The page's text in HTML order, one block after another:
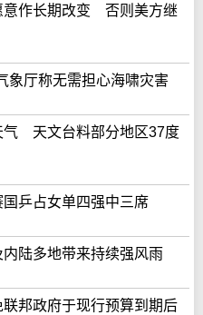
意作长期改变 否则美方继
厅称无需担心海啸灾害
气 天文台料部分地区37度
乒占女单四强中三席
陆多地带来持续强风雨
邦政府于现行预算到期后